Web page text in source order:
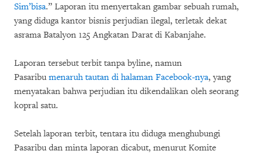
Sim’bisa.” Laporan itu menyertakan gambar sebuah rumah,
yang diduga kantor bisnis perjudian ilegal, terletak dekat
asrama Batalyon 125 Angkatan Darat di Kabanjahe.
Laporan tersebut terbit tanpa byline, namun
Pasaribu menaruh tautan di halaman Facebook-nya, yang
menyatakan bahwa perjudian itu dikendalikan oleh seorang
kopral satu.
Setelah laporan terbit, tentara itu diduga menghubungi
Pasaribu dan minta laporan dicabut, menurut Komite